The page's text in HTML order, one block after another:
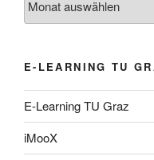
E-LEARNING TU
E-Learning TU Graz
iMooX